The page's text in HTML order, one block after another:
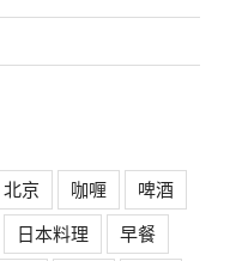
北京 咖喱
啤酒
日本料理
早餐